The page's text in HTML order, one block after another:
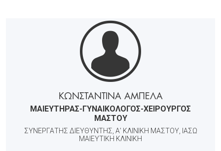
ΚΩΝΣΤΑΝΤΙΝΑ ΑΜΠΕΛΑ
ΜΑΙΕΥΤΗΡΑΣ-ΓΥΝΑΙΚΟΛΟΓΟΣ-ΧΕΙΡΟΥΡΓΟΣ
ΜΑΣΤΟΥ
ΣΥΝΕΡΓΑΤΗΣ ΔΙΕΥΘΥΝΤΗΣ, Α’ ΚΛΙΝΙΚΗ ΜΑΣΤΟΥ, ΙΑΣΩ
ΜΑΙΕΥΤΙΚΗ ΚΛΙΝΙΚΗ